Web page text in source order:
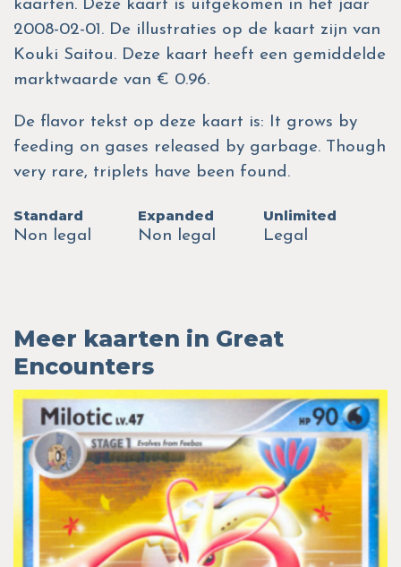
kaarten. Deze kaart is uitgekomen in het jaar
2008-02-01. De illustraties op de kaart zijn van
Kouki Saitou. Deze kaart heeft een gemiddelde
marktwaarde van € 0.96.
De flavor tekst op deze kaart is: It grows by
feeding on gases released by garbage. Though
very rare, triplets have been found.
Standard
Non legal
Expanded
Non legal
Unlimited
Legal
Meer kaarten in Great
Encounters